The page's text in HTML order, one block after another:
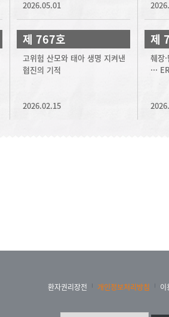
2026.05.01
제 767호
고위험 산모와 태아 생명 지켜낸
협진의 기적
2026.02.15
제
췌장
···
환자권리장전 개인정보처리방침 이